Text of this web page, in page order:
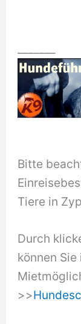
Bitte
Tiere in
Durch
können
>>